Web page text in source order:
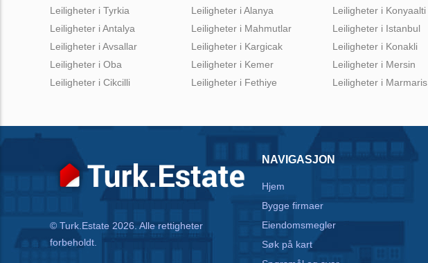
Leiligheter i Tyrkia
Leiligheter i Antalya
Leiligheter i Avsallar
Leiligheter i Oba
Leiligheter i Cikcilli
Leiligheter i Alanya
Leiligheter i Mahmutlar
Leiligheter i Kargicak
Leiligheter i Kemer
Leiligheter i Fethiye
Leiligheter i Konyaalti
Leiligheter i Istanbul
Leiligheter i Konakli
Leiligheter i Mersin
Leiligheter i Marmaris
© Turk.Estate 2026. Alle rettigheter
forbeholdt.
NAVIGASJON
Hjem
Bygge firmaer
Eiendomsmegler
Søk på kart